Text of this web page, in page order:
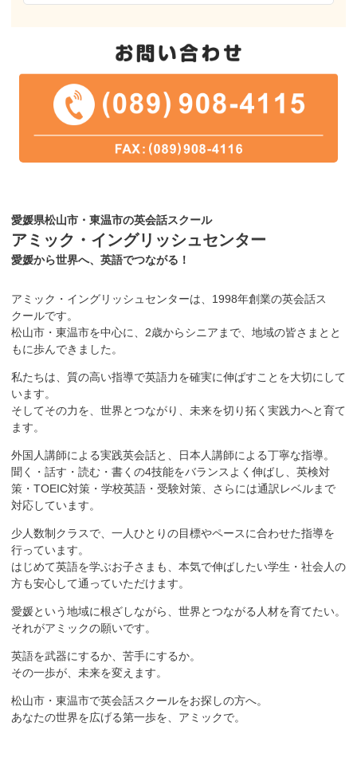
愛媛県松山市・東温市の英会話スクール
アミック・イングリッシュセンター
愛媛から世界へ、英語でつながる！
アミック・イングリッシュセンターは、1998年創業の英会話ス
クールです。
松山市・東温市を中心に、2歳からシニアまで、地域の皆さまとと
もに歩んできました。
私たちは、質の高い指導で英語力を確実に伸ばすことを大切にして
います。
そしてその力を、世界とつながり、未来を切り拓く実践力へと育て
ます。
外国人講師による実践英会話と、日本人講師による丁寧な指導。
聞く・話す・読む・書くの4技能をバランスよく伸ばし、英検対
策・TOEIC対策・学校英語・受験対策、さらには通訳レベルまで
対応しています。
少人数制クラスで、一人ひとりの目標やペースに合わせた指導を
行っています。
はじめて英語を学ぶお子さまも、本気で伸ばしたい学生・社会人の
方も安心して通っていただけます。
愛媛という地域に根ざしながら、世界とつながる人材を育てたい。
それがアミックの願いです。
英語を武器にするか、苦手にするか。
その一歩が、未来を変えます。
松山市・東温市で英会話スクールをお探しの方へ。
あなたの世界を広げる第一歩を、アミックで。